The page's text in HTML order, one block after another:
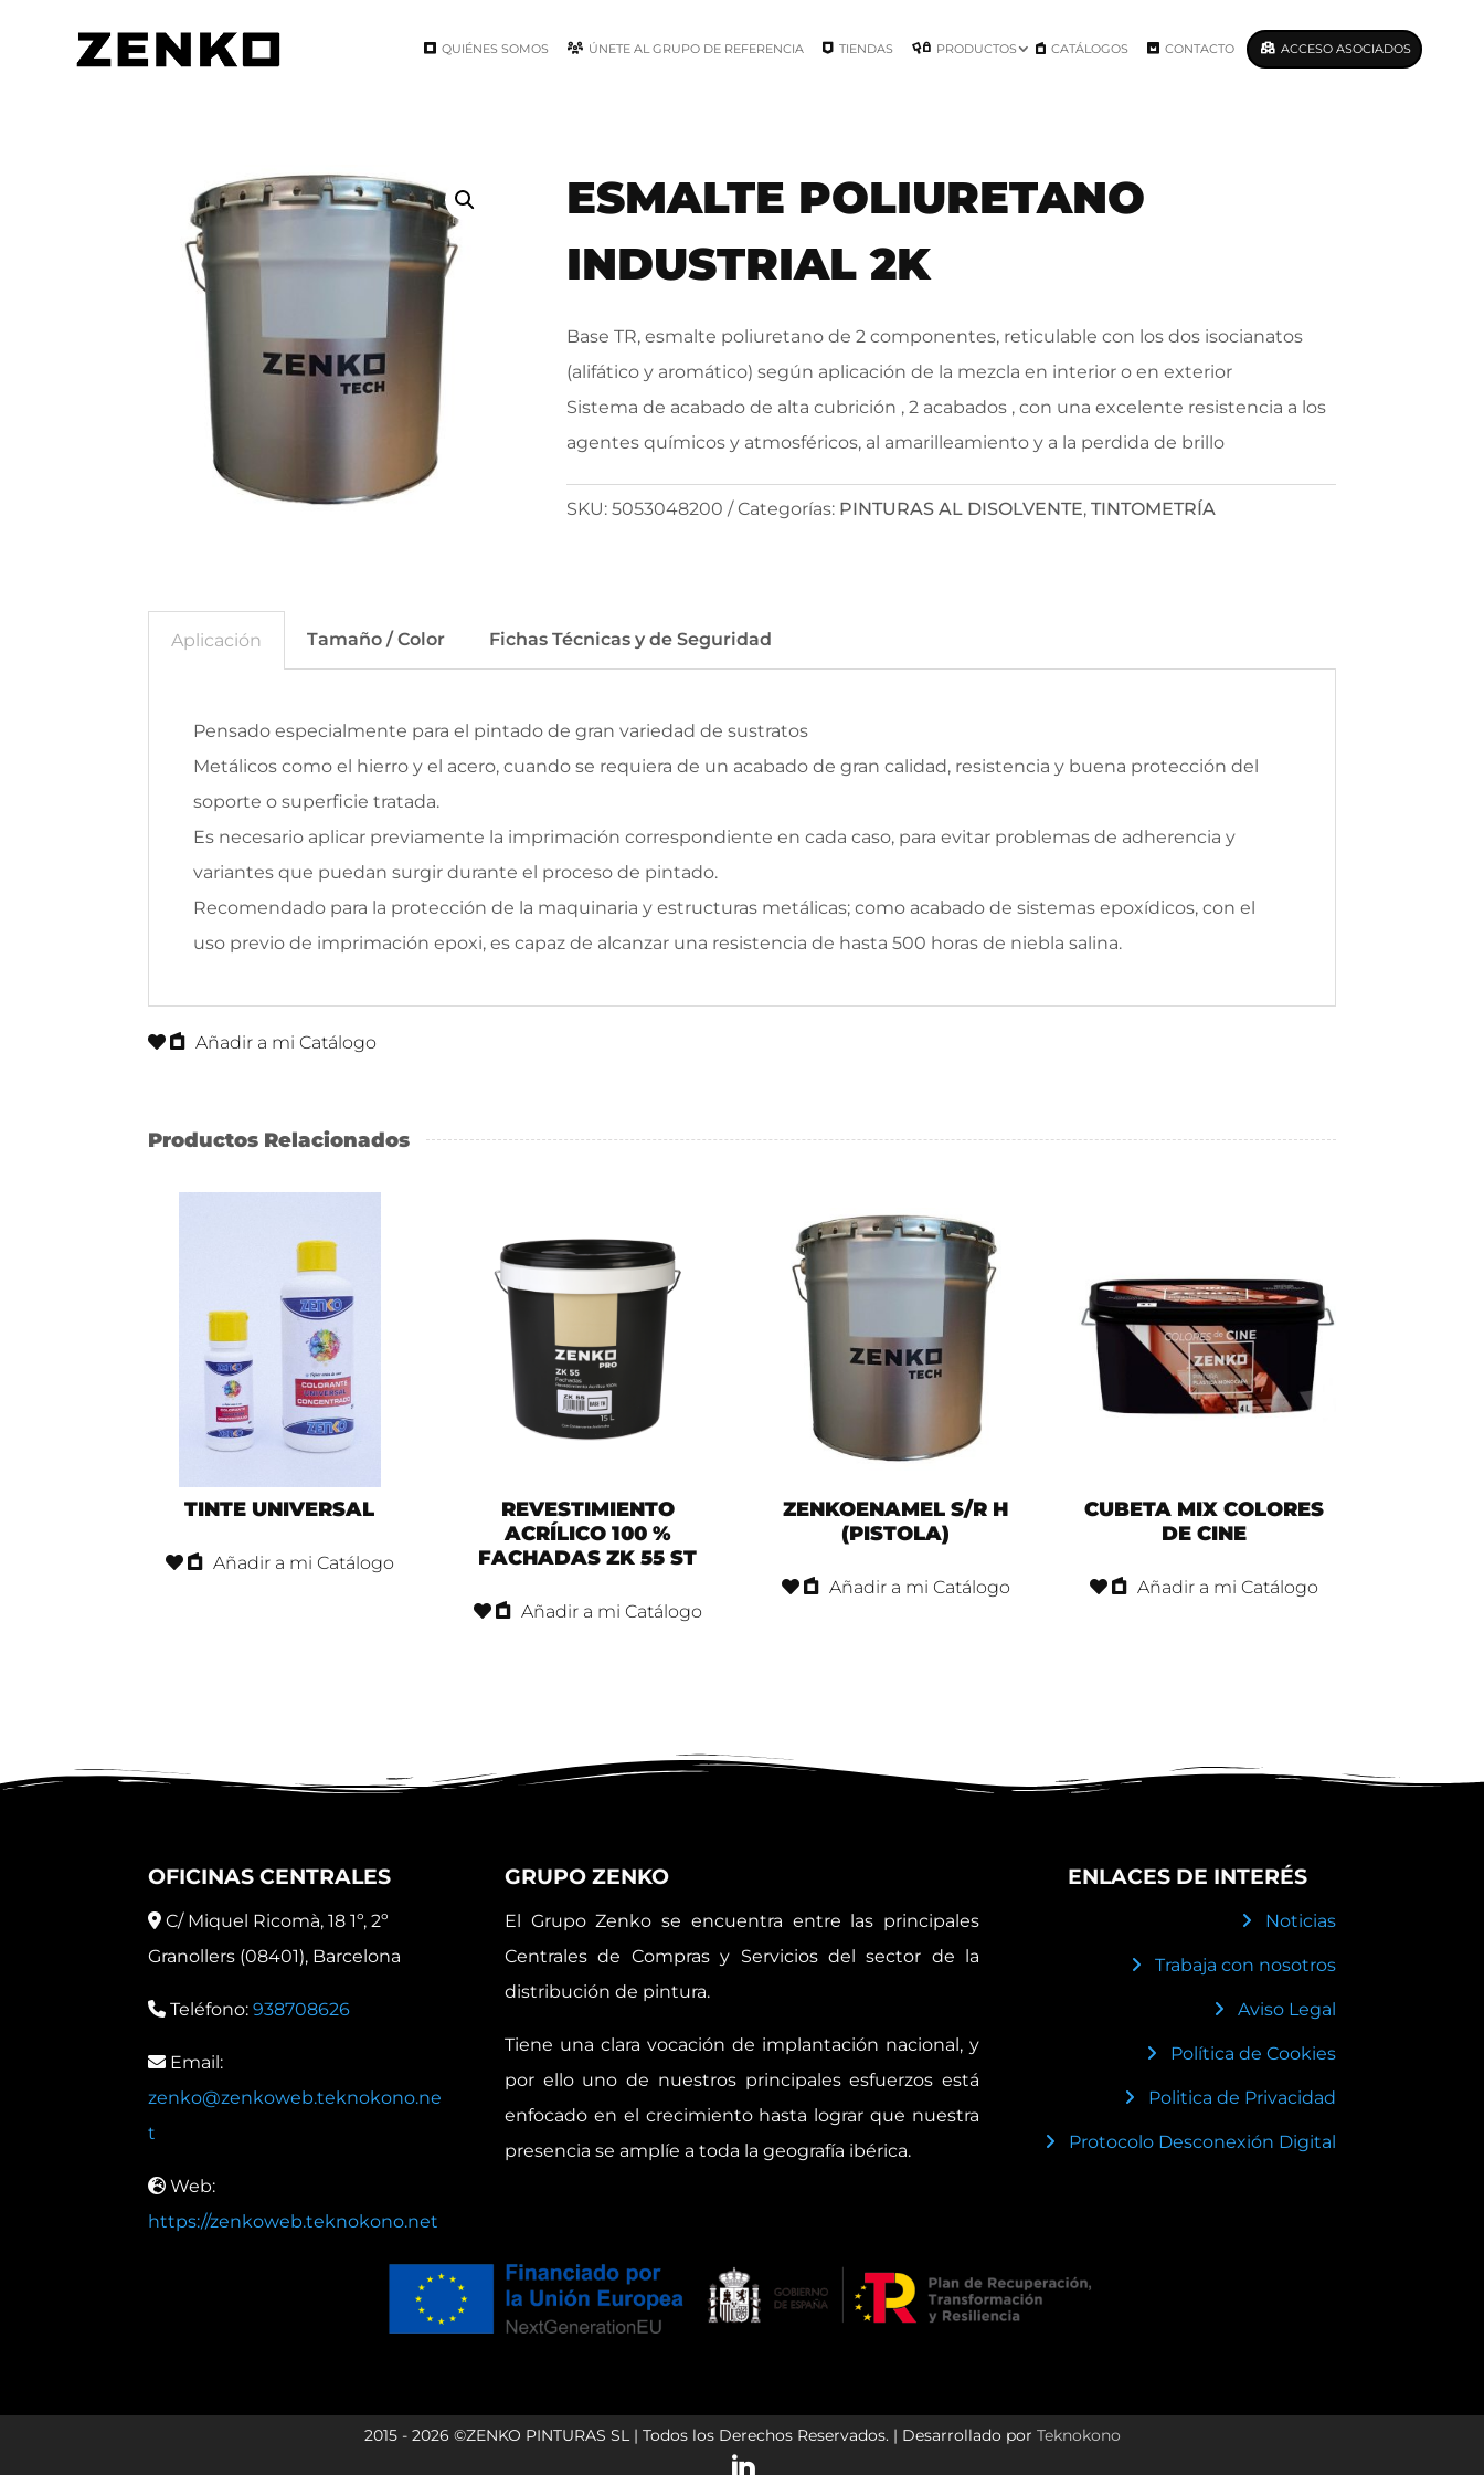
QUIÉNES SOMOS ÚNETE AL GRUPO DE REFERENCIA TIENDAS PRODUCTOS CATÁLOGOS CONTACTO ACCESO ASOCIADOS
ESMALTE POLIURETANO
INDUSTRIAL 2K
Base TR, esmalte poliuretano de 2 componentes, reticulable con los dos isocianatos
(alifático y aromático) según aplicación de la mezcla en interior o en exterior
Sistema de acabado de alta cubrición , 2 acabados , con una excelente resistencia a los
agentes químicos y atmosféricos, al amarilleamiento y a la perdida de brillo
SKU: 5053048200 Categorías: PINTURAS AL DISOLVENTE, TINTOMETRÍA
Aplicación Tamaño / Color Fichas Técnicas y de Seguridad
Pensado especialmente para el pintado de gran variedad de sustratos
Metálicos como el hierro y el acero, cuando se requiera de un acabado de gran calidad, resistencia y buena protección del
soporte o superficie tratada.
Es necesario aplicar previamente la imprimación correspondiente en cada caso, para evitar problemas de adherencia y
variantes que puedan surgir durante el proceso de pintado.
Recomendado para la protección de la maquinaria y estructuras metálicas; como acabado de sistemas epoxídicos, con el
uso previo de imprimación epoxi, es capaz de alcanzar una resistencia de hasta 500 horas de niebla salina.
Añadir a mi Catálogo
Productos Relacionados
TINTE UNIVERSAL
Añadir a mi Catálogo
REVESTIMIENTO
ACRÍLICO 100 %
FACHADAS ZK 55 ST
Añadir a mi Catálogo
ZENKOENAMEL S/R H
(PISTOLA)
Añadir a mi Catálogo
CUBETA MIX COLORES
DE CINE
Añadir a mi Catálogo
OFICINAS CENTRALES
C/ Miquel Ricomà, 18 1º, 2º
Granollers (08401), Barcelona
Teléfono: 938708626
Email:
zenko@zenkoweb.teknokono.ne
t
Web:
https://zenkoweb.teknokono.net
GRUPO ZENKO
El Grupo Zenko se encuentra entre las principales
Centrales de Compras y Servicios del sector de la
distribución de pintura.
Tiene una clara vocación de implantación nacional, y
por ello uno de nuestros principales esfuerzos está
enfocado en el crecimiento hasta lograr que nuestra
presencia se amplíe a toda la geografía ibérica.
ENLACES DE INTERÉS
Noticias
Trabaja con nosotros
Aviso Legal
Política de Cookies
Politica de Privacidad
Protocolo Desconexión Digital
2015 - 2026 ©ZENKO PINTURAS SL | Todos los Derechos Reservados. | Desarrollado por Teknokono
